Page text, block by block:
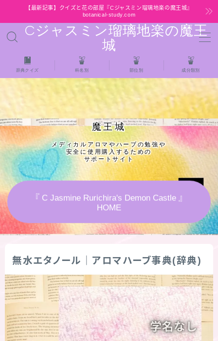
【最新記事】クイズと花の部屋『Cジャスミン瑠璃地楽の魔王城』
botanical-study.com
Cジャスミン瑠璃地楽の魔王
城
MENU
HOME
【最新】クイズと花の部屋
★全種/アロマハーブスパイス基材 プチ辞典ク
イズ＆プチ辞典
★アロマ検定＋αクイズ
★アロマハーブ傾向チェック
秘密部屋
お知らせ
公式ウェブサイト『Botanical Study』
辞典クイズ 科名別 部位別 成分類別
魔王城
メディカルアロマやハーブの勉強や
安全に使用購入するための
サポートサイト
『 C Jasmine Rurichira's Demon Castle 』
HOME
無水エタノール｜アロマハーブ事典(辞典)